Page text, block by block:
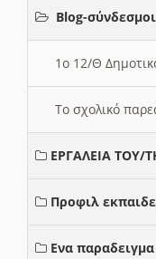
Blog-σύνδεσμοι
1ο 12/Θ
Το σχολικό
ΕΡΓΑΛΕΙΑ ΤΟΥ/
Προφιλ
Ενα